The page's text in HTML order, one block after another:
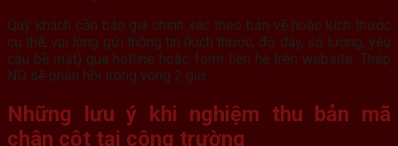
Quý khách cần báo giá chính xác theo bản vẽ hoặc kích thước
cụ thể, vui lòng gửi thông tin (kích thước, độ dày, số lượng, yêu
cầu bề mặt) qua hotline hoặc form liên hệ trên website. Thép
ND sẽ phản hồi trong vòng 2 giờ.
Những lưu ý khi nghiệm thu bản mã
chân cột tại công trường